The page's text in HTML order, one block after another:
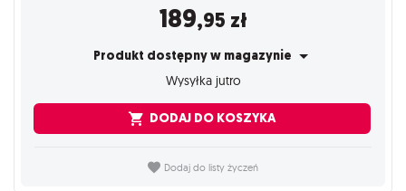
189,95 zł
Produkt dostępny w magazynie
Wysyłka jutro
DODAJ DO KOSZYKA
Dodaj do listy życzeń